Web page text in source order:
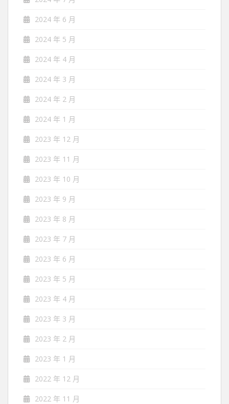
2024 年 6 月
2024 年 5 月
2024 年 4 月
2024 年 3 月
2024 年 2 月
2024 年 1 月
2023 年 12 月
2023 年 11 月
2023 年 10 月
2023 年 9 月
2023 年 8 月
2023 年 7 月
2023 年 6 月
2023 年 5 月
2023 年 4 月
2023 年 3 月
2023 年 2 月
2023 年 1 月
2022 年 12 月
2022 年 11 月